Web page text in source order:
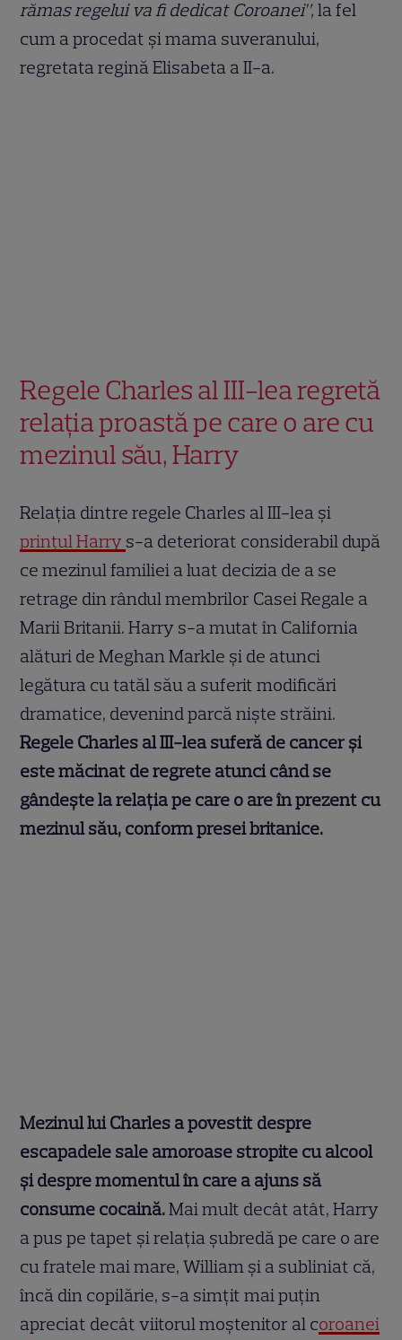
rămas regelui va fi dedicat Coroanei”, la fel
cum a procedat și mama suveranului,
regretata regină Elisabeta a II-a.
Regele Charles al III-lea regretă
relația proastă pe care o are cu
mezinul său, Harry
Relația dintre regele Charles al III-lea și
prințul Harry s-a deteriorat considerabil după
ce mezinul familiei a luat decizia de a se
retrage din rândul membrilor Casei Regale a
Marii Britanii. Harry s-a mutat în California
alături de Meghan Markle și de atunci
legătura cu tatăl său a suferit modificări
dramatice, devenind parcă niște străini.
Regele Charles al III-lea suferă de cancer și
este măcinat de regrete atunci când se
gândește la relația pe care o are în prezent cu
mezinul său, conform presei britanice.
Mezinul lui Charles a povestit despre
escapadele sale amoroase stropite cu alcool
și despre momentul în care a ajuns să
consume cocaină.Mai mult decât atât, Harry
a pus pe tapet și relația șubredă pe care o are
cu fratele mai mare, William și a subliniat că,
încă din copilărie, s-a simțit mai puțin
apreciat decât viitorul moștenitor al coroanei